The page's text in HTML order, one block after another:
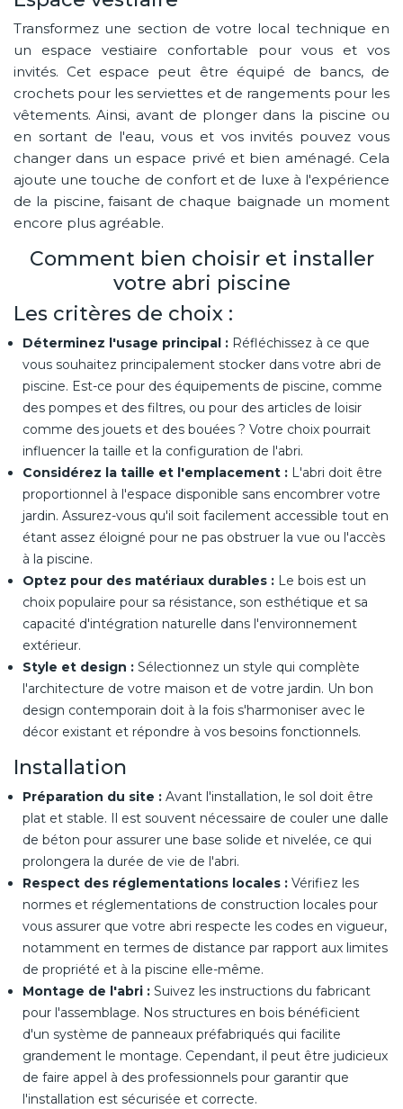
Transformez une section de votre local technique en
un espace vestiaire confortable pour vous et vos
invités. Cet espace peut être équipé de bancs, de
crochets pour les serviettes et de rangements pour les
vêtements. Ainsi, avant de plonger dans la piscine ou
en sortant de l'eau, vous et vos invités pouvez vous
changer dans un espace privé et bien aménagé. Cela
ajoute une touche de confort et de luxe à l'expérience
de la piscine, faisant de chaque baignade un moment
encore plus agréable.
Comment bien choisir et installer
votre abri piscine
Les critères de choix :
Déterminez l'usage principal : Réfléchissez à ce que
vous souhaitez principalement stocker dans votre abri de
piscine. Est-ce pour des équipements de piscine, comme
des pompes et des filtres, ou pour des articles de loisir
comme des jouets et des bouées ? Votre choix pourrait
influencer la taille et la configuration de l'abri.
Considérez la taille et l'emplacement : L'abri doit être
proportionnel à l'espace disponible sans encombrer votre
jardin. Assurez-vous qu'il soit facilement accessible tout en
étant assez éloigné pour ne pas obstruer la vue ou l'accès
à la piscine.
Optez pour des matériaux durables : Le bois est un
choix populaire pour sa résistance, son esthétique et sa
capacité d'intégration naturelle dans l'environnement
extérieur.
Style et design : Sélectionnez un style qui complète
l'architecture de votre maison et de votre jardin. Un bon
design contemporain doit à la fois s'harmoniser avec le
décor existant et répondre à vos besoins fonctionnels.
Installation
Préparation du site : Avant l'installation, le sol doit être
plat et stable. Il est souvent nécessaire de couler une dalle
de béton pour assurer une base solide et nivelée, ce qui
prolongera la durée de vie de l'abri.
Respect des réglementations locales : Vérifiez les
normes et réglementations de construction locales pour
vous assurer que votre abri respecte les codes en vigueur,
notamment en termes de distance par rapport aux limites
de propriété et à la piscine elle-même.
Montage de l'abri : Suivez les instructions du fabricant
pour l'assemblage. Nos structures en bois bénéficient
d'un système de panneaux préfabriqués qui facilite
grandement le montage. Cependant, il peut être judicieux
de faire appel à des professionnels pour garantir que
l'installation est sécurisée et correcte.